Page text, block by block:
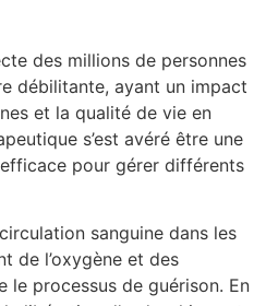
des millions de personnes
débilitante, ayant un impact
et la qualité de vie en
s’est avéré être une
pour gérer différents
sanguine dans les
de l’oxygène et des
le processus de guérison. En